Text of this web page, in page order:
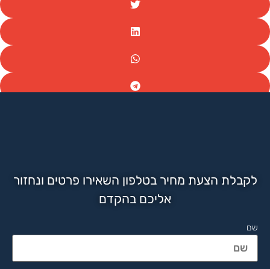
לקבלת הצעת מחיר בטלפון השאירו פרטים ונחזור
אליכם בהקדם
שם